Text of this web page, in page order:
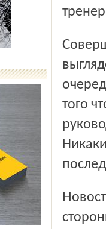
Совершенно непонятной в сложившейся ситуации
того
Новость мгновенно развела клуб и его фанатов по две